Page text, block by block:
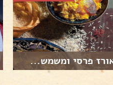
פרסי ומשמש...